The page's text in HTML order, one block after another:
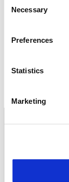
Selection
Necessary
Preferences
Statistics
Marketing